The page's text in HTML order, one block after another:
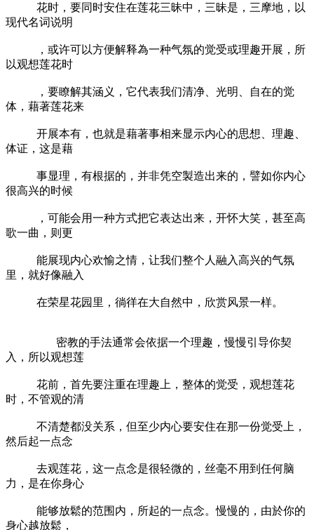
花时，要同时安住在莲花三昧中，三昧是，三摩地，以
现代名词说明
，或许可以方便解释為一种气氛的觉受或理趣开展，所
以观想莲花时
，要瞭解其涵义，它代表我们清净、光明、自在的觉
体，藉著莲花来
开展本有，也就是藉著事相来显示内心的思想、理趣、
体证，这是藉
事显理，有根据的，并非凭空製造出来的，譬如你内心
很高兴的时候
，可能会用一种方式把它表达出来，开怀大笑，甚至高
歌一曲，则更
能展现内心欢愉之情，让我们整个人融入高兴的气氛
里，就好像融入
在荣星花园里，徜徉在大自然中，欣赏风景一样。
密教的手法通常会依据一个理趣，慢慢引导你契
入，所以观想莲
花前，首先要注重在理趣上，整体的觉受，观想莲花
时，不管观的清
不清楚都没关系，但至少内心要安住在那一份觉受上，
然后起一点念
去观莲花，这一点念是很轻微的，丝毫不用到任何脑
力，是在你身心
能够放鬆的范围内，所起的一点念。慢慢的，由於你的
身心越放鬆，